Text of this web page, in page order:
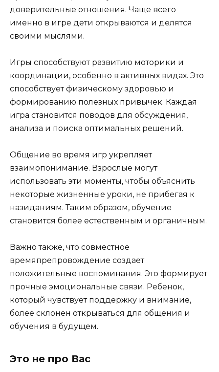
доверительные отношения. Чаще всего
именно в игре дети открываются и делятся
своими мыслями.
Игры способствуют развитию моторики и
координации, особенно в активных видах. Это
способствует физическому здоровью и
формированию полезных привычек. Каждая
игра становится поводов для обсуждения,
анализа и поиска оптимальных решений.
Общение во время игр укрепляет
взаимопонимание. Взрослые могут
использовать эти моменты, чтобы объяснить
некоторые жизненные уроки, не прибегая к
назиданиям. Таким образом, обучение
становится более естественным и органичным.
Важно также, что совместное
времяпрепровождение создает
положительные воспоминания. Это формирует
прочные эмоциональные связи. Ребенок,
который чувствует поддержку и внимание,
более склонен открываться для общения и
обучения в будущем.
Это не про Вас